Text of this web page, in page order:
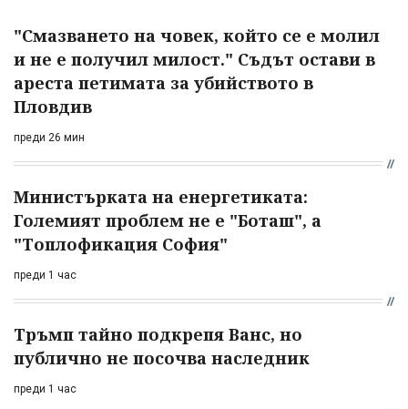
"Смазването на човек, който се е молил
и не е получил милост." Съдът остави в
ареста петимата за убийството в
Пловдив
преди 26 мин
Министърката на енергетиката:
Големият проблем не е "Боташ", а
"Топлофикация София"
преди 1 час
Тръмп тайно подкрепя Ванс, но
публично не посочва наследник
преди 1 час